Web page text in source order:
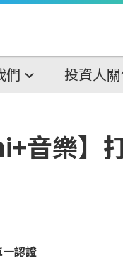
們 投資人
音樂】
認證